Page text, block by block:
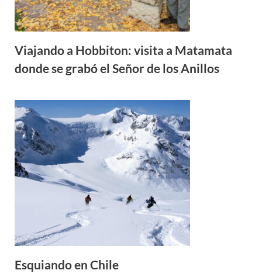
Viajando a Hobbiton: visita a Matamata
donde se grabó el Señor de los Anillos
Esquiando en Chile